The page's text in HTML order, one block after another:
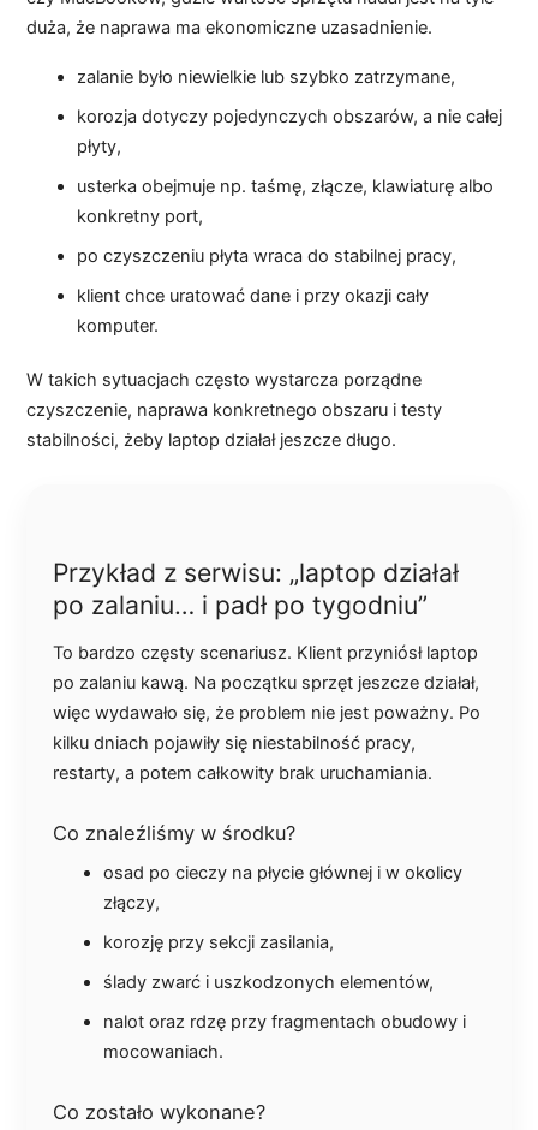
duża, że naprawa ma ekonomiczne uzasadnienie.
zalanie było niewielkie lub szybko zatrzymane,
korozja dotyczy pojedynczych obszarów, a nie całej
płyty,
usterka obejmuje np. taśmę, złącze, klawiaturę albo
konkretny port,
po czyszczeniu płyta wraca do stabilnej pracy,
klient chce uratować dane i przy okazji cały
komputer.
W takich sytuacjach często wystarcza porządne
czyszczenie, naprawa konkretnego obszaru i testy
stabilności, żeby laptop działał jeszcze długo.
Przykład z serwisu: „laptop działał
po zalaniu… i padł po tygodniu”
To bardzo częsty scenariusz. Klient przyniósł laptop
po zalaniu kawą. Na początku sprzęt jeszcze działał,
więc wydawało się, że problem nie jest poważny. Po
kilku dniach pojawiły się niestabilność pracy,
restarty, a potem całkowity brak uruchamiania.
Co znaleźliśmy w środku?
osad po cieczy na płycie głównej i w okolicy
złączy,
korozję przy sekcji zasilania,
ślady zwarć i uszkodzonych elementów,
nalot oraz rdzę przy fragmentach obudowy i
mocowaniach.
Co zostało wykonane?